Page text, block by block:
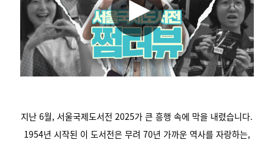
지난 6월, 서울국제도서전 2025가 큰 흥행 속에 막을 내렸습니다.
1954년 시작된 이 도서전은 무려 70년 가까운 역사를 자랑하는,